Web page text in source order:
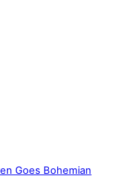
Goes Bohemian